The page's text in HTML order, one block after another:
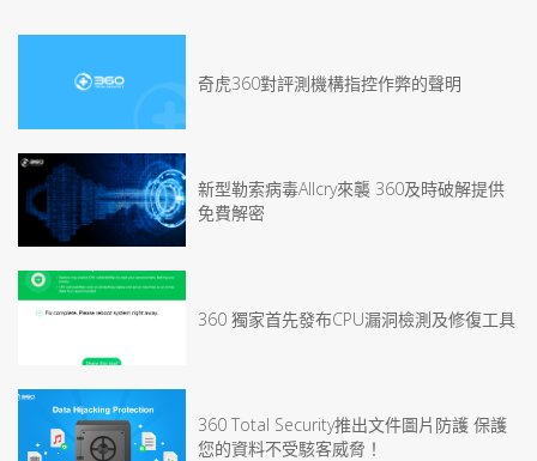
奇虎360對評測機構指控作弊的聲明
新型勒索病毒Allcry來襲 360及時破解提供
免費解密
360 獨家首先發布CPU漏洞檢測及修復工具
360 Total Security推出文件圖片防護 保護
您的資料不受駭客威脅！